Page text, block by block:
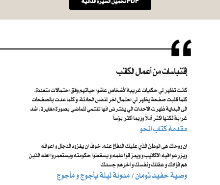
إقتباسات من أعمال الكاتب
كانت تظهر لي حكايات غريبة لأشخاص عاشوا حياتهم وفق احتمالات متعددة.
كلما قلبت صفحة يظهر لي احتمال اخر لنفس الحادثة. و كلما عدت بالصفحات
الى البداية ظهرت الاحداث الي يفترض انها تنتمي للماضي بصورة مغايرة ، اشد
غرابة لكنها اكثر أملاً وربما اكثر بؤساً
مقدمة كتاب المحو
ان روحك هي الوطن الذي عليك الدفاع عنه. خوفَ ان يغزوه الدجال و اعوانه
ويزرعوا فيه الاكاذيب و ويمزقوا علمه و يسقطوا حكومته ويستعمروا اهله الذين
هم فؤادك و عقلك ونفسك و آخرهم جسدك
​ وصية حفيد تومان / مدونة ليلة يأجوج و مأجوج